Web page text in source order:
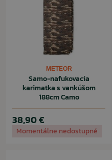
METEOR
Samo-nafukovacia
karimatka s vankúšom
188cm Camo
38,90 €
Momentálne nedostupné